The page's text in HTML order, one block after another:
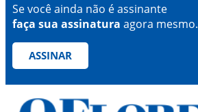
Se você ainda não é assinante
faça sua assinatura agora mesmo.
ASSINAR